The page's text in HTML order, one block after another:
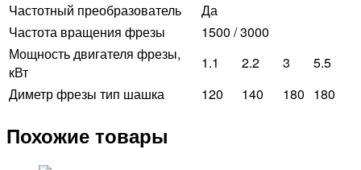
Частотный преобразователь
Да
Частота вращения фрезы
1500 / 3000
Мощность двигателя фрезы,
кВт
1.1 2.2 3
5.5
Диметр фрезы тип шашка
120 140 180 180
Похожие товары